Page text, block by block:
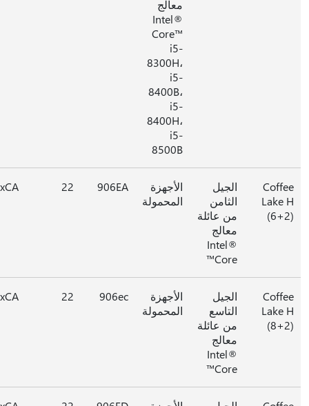
معالج
Intel®
Core™
8300H،
8400B،
8400H،
8500B
الجيل
الثامن
من عائلة
معالج
Intel®
الأجهزة
المحمولة
906EA
0xCA
الجيل
التاسع
من عائلة
معالج
Intel®
الأجهزة
المحمولة
906ec
0xCA